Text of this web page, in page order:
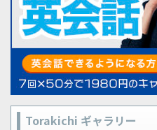
Torakichi ギャラリー